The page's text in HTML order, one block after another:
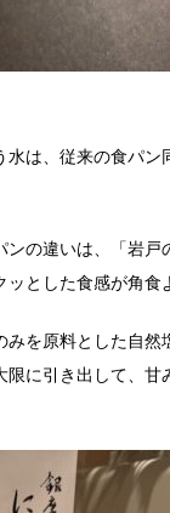
は、従来の食パ
の違いは、「岩
とした食感が角食
みを原料とした自
に引き出して、